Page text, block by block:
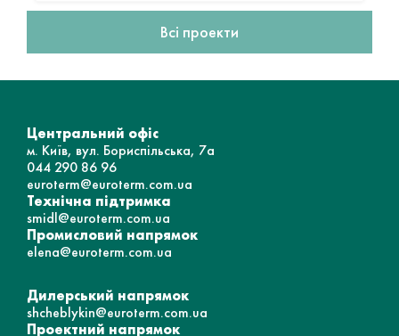
Всі проекти
Центральний офіс
м. Київ, вул. Бориспільська, 7а
044 290 86 96
euroterm@euroterm.com.ua
Технічна підтримка
smidl@euroterm.com.ua
Промисловий напрямок
elena@euroterm.com.ua
Дилерський напрямок
shcheblykin@euroterm.com.ua
Проектний напрямок